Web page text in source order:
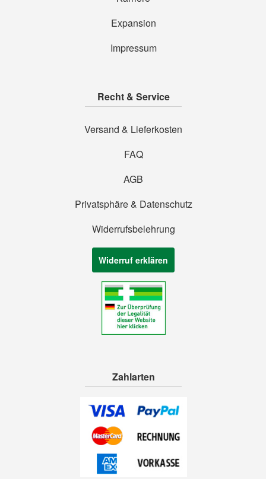
Expansion
Impressum
Recht & Service
Versand & Lieferkosten
FAQ
AGB
Privatsphäre & Datenschutz
Widerrufsbelehrung
Widerruf erklären
Zahlarten